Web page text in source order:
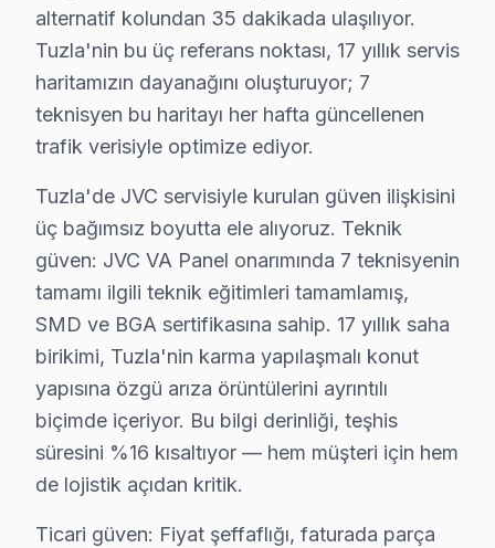
Tuzla × JVC: Yerel İçerik ve Deneyim
17 yıllık Tuzla servis arşivi, JVC akıllı TV arıza
Güncel tablo şu: aylık 68 başvurunun %36'i Fire TV
Memnuniyet verisi yıllar içinde bir iyileşme hikayesi
İlkbahar dönemi (Mart-Mayıs): Görece sakin. JVC
Yaz dönemi (Haziran-Ağustos): Sıcak havada
Sonbahar dönemi (Eylül-Kasım): Okul ve sezon
Tuzla'deki bu marka teknik servis deneyimi,
JVC VA Panel sürücü katmanında LVDS sinyal
JVC UHD modellerindeki HDMI paraziti de Tuzla
Tuzla coğrafyasını JVC servis perspektifinden
Viaport Marina ikinci kritik referans: karma
Orhanlı ise ilçenin "değişim bölgesi": kentsel
Tuzla'de JVC servisiyle kurulan güven ilişkisini üç
alternatif kolundan 35 dakikada ulaşılıyor.
Tuzla'nin bu üç referans noktası, 17 yıllık servis
haritamızın dayanağını oluşturuyor; 7
teknisyen bu haritayı her hafta güncellenen
trafik verisiyle optimize ediyor.
Tuzla'de JVC servisiyle kurulan güven ilişkisini
üç bağımsız boyutta ele alıyoruz. Teknik
güven: JVC VA Panel onarımında 7 teknisyenin
tamamı ilgili teknik eğitimleri tamamlamış,
SMD ve BGA sertifikasına sahip. 17 yıllık saha
birikimi, Tuzla'nin karma yapılaşmalı konut
yapısına özgü arıza örüntülerini ayrıntılı
biçimde içeriyor. Bu bilgi derinliği, teşhis
süresini %16 kısaltıyor — hem müşteri için hem
de lojistik açıdan kritik.
Ticari güven: Fiyat şeffaflığı, faturada parça